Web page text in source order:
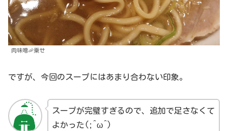
肉味噌🦐乗せ
ですが、今回のスープにはあまり合わない印象。
スープが完璧すぎるので、追加で足さなくて
よかった(;^ω^)